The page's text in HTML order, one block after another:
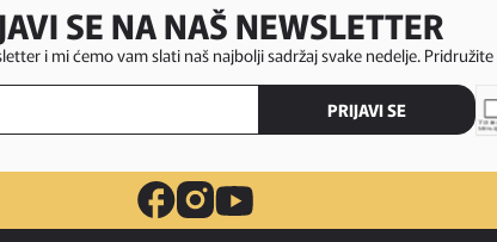
SE NA NAŠ NEWSLETTER
i mi ćemo vam slati naš najbolji sadržaj svake nedelje.
PRIJAVI SE